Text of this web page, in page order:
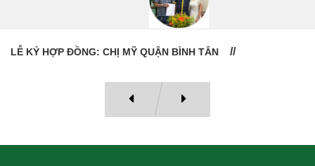
LỄ BÀN GIAO NHÀ: CÔ VÂN QUẬN 11